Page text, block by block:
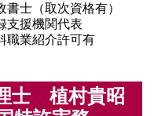
書士（取次資格有）
支援機関代表
職業紹介許可有
士 植村貴昭